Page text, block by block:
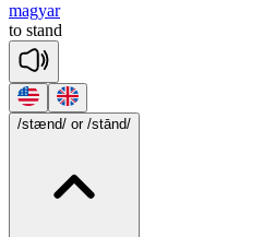
magyar
to stand
/stænd/ or /stānd/